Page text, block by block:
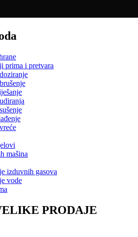
prima i pretvara
mašina
izduvnih gasova
vode
PRODAJE